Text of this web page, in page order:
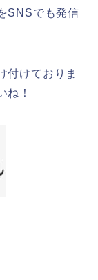
SNSでも発信
付けておりま
ね！